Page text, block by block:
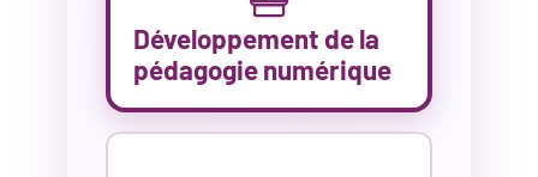
Développement de la
pédagogie numérique